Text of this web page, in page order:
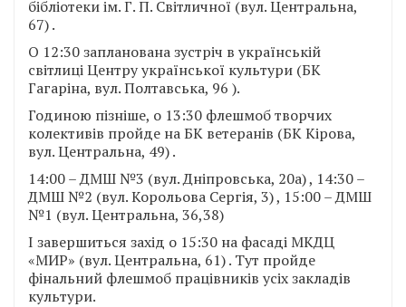
бібліотеки ім. Г. П. Світличної (вул. Центральна,
67) .
О 12:30 запланована зустріч в українській
світлиці Центру української культури (БК
Гагаріна, вул. Полтавська, 96 ).
Годиною пізніше, о 13:30 флешмоб творчих
колективів пройде на БК ветеранів (БК Кірова,
вул. Центральна, 49) .
14:00 – ДМШ №3 (вул. Дніпровська, 20а) , 14:30 –
ДМШ №2 (вул. Корольова Сергія, 3) , 15:00 – ДМШ
№1 (вул. Центральна, 36,38)
І завершиться захід о 15:30 на фасаді МКДЦ
«МИР» (вул. Центральна, 61) . Тут пройде
фінальний флешмоб працівників усіх закладів
культури.